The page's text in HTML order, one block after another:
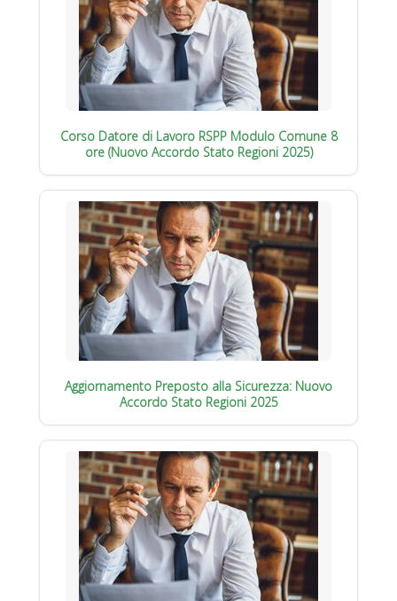
Corso Datore di Lavoro RSPP Modulo Comune 8
ore (Nuovo Accordo Stato Regioni 2025)
Aggiornamento Preposto alla Sicurezza: Nuovo
Accordo Stato Regioni 2025